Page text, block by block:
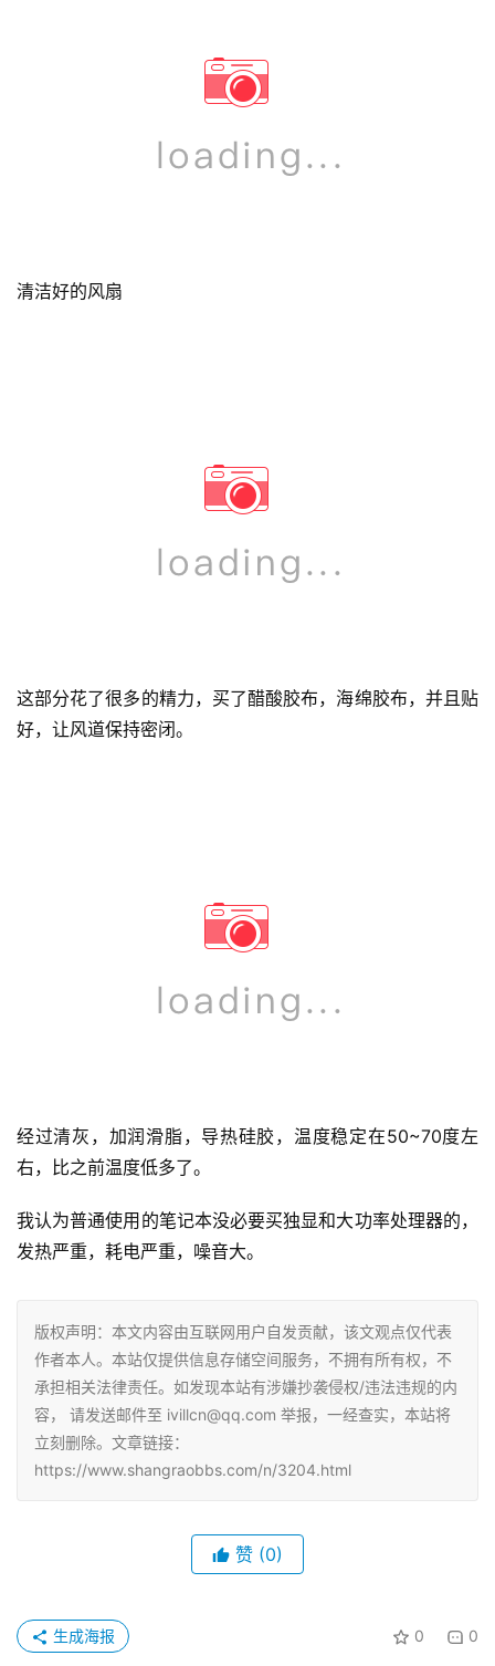
清洁好的风扇
这部分花了很多的精力，买了醋酸胶布，海绵胶布，并且贴
好，让风道保持密闭。
经过清灰，加润滑脂，导热硅胶，温度稳定在50~70度左
右，比之前温度低多了。
我认为普通使用的笔记本没必要买独显和大功率处理器的，
发热严重，耗电严重，噪音大。
版权声明：本文内容由互联网用户自发贡献，该文观点仅代表
作者本人。本站仅提供信息存储空间服务，不拥有所有权，不
承担相关法律责任。如发现本站有涉嫌抄袭侵权/违法违规的内
容， 请发送邮件至 ivillcn@qq.com 举报，一经查实，本站将
立刻删除。文章链接：
https://www.shangraobbs.com/n/3204.html
赞 (0)
0 0
生成海报